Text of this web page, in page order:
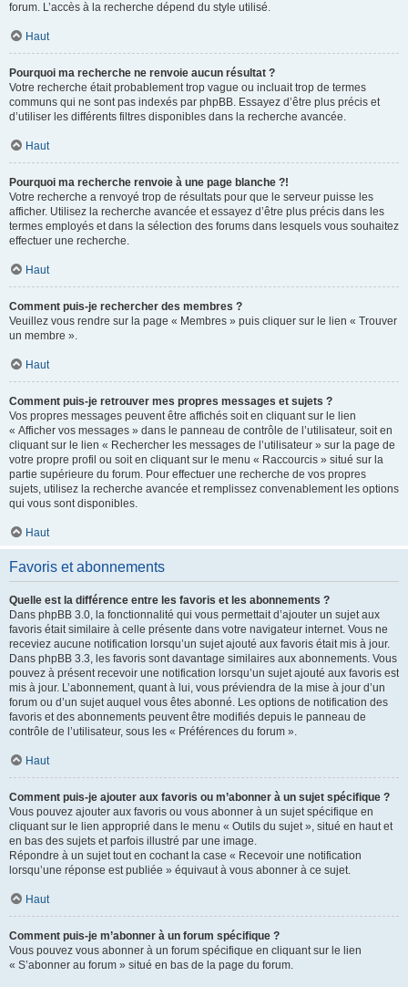
forum. L’accès à la recherche dépend du style utilisé.
Haut
Pourquoi ma recherche ne renvoie aucun résultat ?
Votre recherche était probablement trop vague ou incluait trop de termes
communs qui ne sont pas indexés par phpBB. Essayez d’être plus précis et
d’utiliser les différents filtres disponibles dans la recherche avancée.
Haut
Pourquoi ma recherche renvoie à une page blanche ?!
Votre recherche a renvoyé trop de résultats pour que le serveur puisse les
afficher. Utilisez la recherche avancée et essayez d’être plus précis dans les
termes employés et dans la sélection des forums dans lesquels vous souhaitez
effectuer une recherche.
Haut
Comment puis-je rechercher des membres ?
Veuillez vous rendre sur la page « Membres » puis cliquer sur le lien « Trouver
un membre ».
Haut
Comment puis-je retrouver mes propres messages et sujets ?
Vos propres messages peuvent être affichés soit en cliquant sur le lien
« Afficher vos messages » dans le panneau de contrôle de l’utilisateur, soit en
cliquant sur le lien « Rechercher les messages de l’utilisateur » sur la page de
votre propre profil ou soit en cliquant sur le menu « Raccourcis » situé sur la
partie supérieure du forum. Pour effectuer une recherche de vos propres
sujets, utilisez la recherche avancée et remplissez convenablement les options
qui vous sont disponibles.
Haut
Favoris et abonnements
Quelle est la différence entre les favoris et les abonnements ?
Dans phpBB 3.0, la fonctionnalité qui vous permettait d’ajouter un sujet aux
favoris était similaire à celle présente dans votre navigateur internet. Vous ne
receviez aucune notification lorsqu’un sujet ajouté aux favoris était mis à jour.
Dans phpBB 3.3, les favoris sont davantage similaires aux abonnements. Vous
pouvez à présent recevoir une notification lorsqu’un sujet ajouté aux favoris est
mis à jour. L’abonnement, quant à lui, vous préviendra de la mise à jour d’un
forum ou d’un sujet auquel vous êtes abonné. Les options de notification des
favoris et des abonnements peuvent être modifiés depuis le panneau de
contrôle de l’utilisateur, sous les « Préférences du forum ».
Haut
Comment puis-je ajouter aux favoris ou m’abonner à un sujet spécifique ?
Vous pouvez ajouter aux favoris ou vous abonner à un sujet spécifique en
cliquant sur le lien approprié dans le menu « Outils du sujet », situé en haut et
en bas des sujets et parfois illustré par une image.
Répondre à un sujet tout en cochant la case « Recevoir une notification
lorsqu’une réponse est publiée » équivaut à vous abonner à ce sujet.
Haut
Comment puis-je m’abonner à un forum spécifique ?
Vous pouvez vous abonner à un forum spécifique en cliquant sur le lien
« S’abonner au forum » situé en bas de la page du forum.